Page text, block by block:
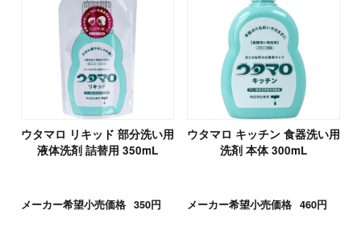
ウタマロ リキッド 部分洗い用
液体洗剤 詰替用 350mL
メーカー希望小売価格 350円
ウタマロ キッチン 食器洗い用
洗剤 本体 300mL
メーカー希望小売価格 460円